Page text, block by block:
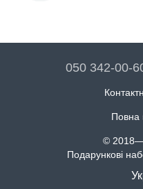
050 342-00-
Повна
©
Подарункові